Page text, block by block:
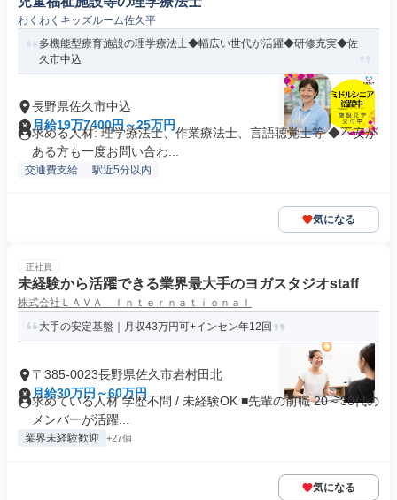
わくわくキッズルーム佐久平
多機能型療育施設の理学療法士◆幅広い世代が活躍◆研修充実◆佐
久市中込
長野県佐久市中込
月給19万7400円～25万円
求める人材: 理学療法士、作業療法士、言語聴覚士等 ◆不安が
ある方も一度お問い合わ...
交通費支給 駅近5分以内
気になる
正社員
未経験から活躍できる業界最大手のヨガスタジオstaff
株式会社ＬＡＶＡ Ｉｎｔｅｒｎａｔｉｏｎａｌ
大手の安定基盤｜月収43万円可+インセン年12回
〒385-0023長野県佐久市岩村田北
月給30万円～60万円
求めている人材 学歴不問 / 未経験OK ■先輩の前職 20～30代の
メンバーが活躍...
業界未経験歓迎 +27個
気になる